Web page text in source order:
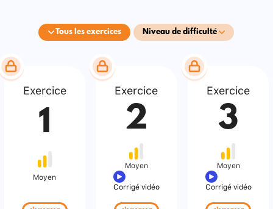
Tous les exercices Niveau de difficulté
Exercice
1
Moyen
Exercice
2
Moyen
Corrigé vidéo
Exercice
3
Moyen
Corrigé vidéo